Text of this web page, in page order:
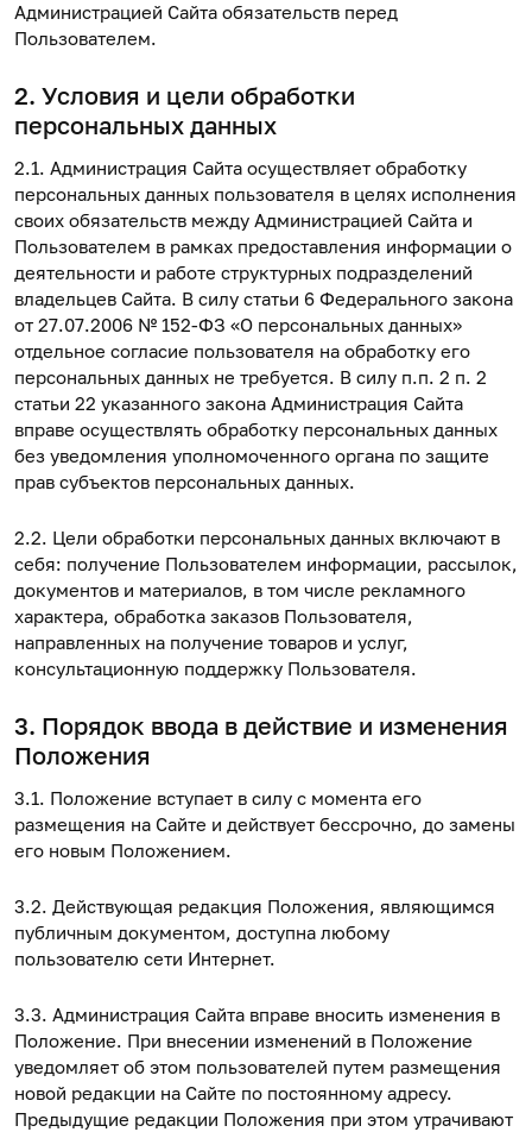
Администрацией Сайта обязательств перед
Пользователем.
2. Условия и цели обработки
персональных данных
2.1. Администрация Сайта осуществляет обработку
персональных данных пользователя в целях исполнения
своих обязательств между Администрацией Сайта и
Пользователем в рамках предоставления информации о
деятельности и работе структурных подразделений
владельцев Сайта. В силу статьи 6 Федерального закона
от 27.07.2006 № 152-ФЗ «О персональных данных»
отдельное согласие пользователя на обработку его
персональных данных не требуется. В силу п.п. 2 п. 2
статьи 22 указанного закона Администрация Сайта
вправе осуществлять обработку персональных данных
без уведомления уполномоченного органа по защите
прав субъектов персональных данных.
2.2. Цели обработки персональных данных включают в
себя: получение Пользователем информации, рассылок,
документов и материалов, в том числе рекламного
характера, обработка заказов Пользователя,
направленных на получение товаров и услуг,
консультационную поддержку Пользователя.
3. Порядок ввода в действие и изменения
Положения
3.1. Положение вступает в силу с момента его
размещения на Сайте и действует бессрочно, до замены
его новым Положением.
3.2. Действующая редакция Положения, являющимся
публичным документом, доступна любому
пользователю сети Интернет.
3.3. Администрация Сайта вправе вносить изменения в
Положение. При внесении изменений в Положение
уведомляет об этом пользователей путем размещения
новой редакции на Сайте по постоянному адресу.
Предыдущие редакции Положения при этом утрачивают